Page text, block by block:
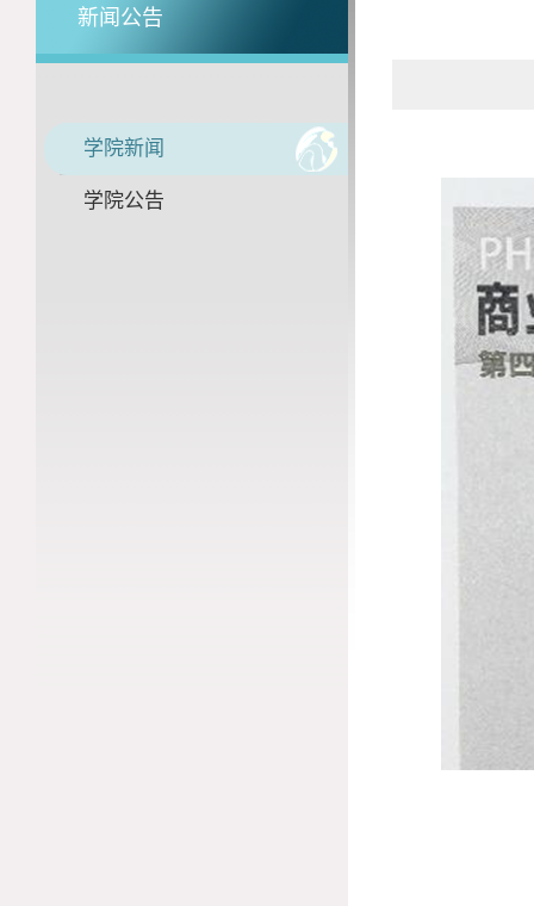
新闻公告
学院新闻
学院公告